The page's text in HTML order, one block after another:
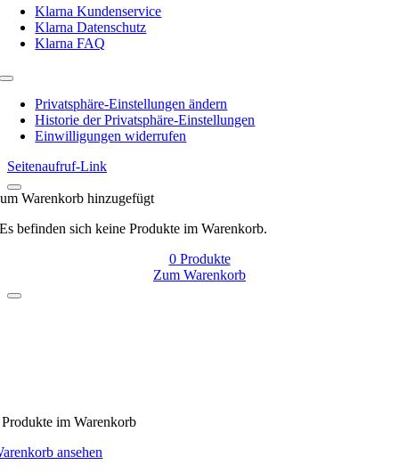
Klarna Kundenservice
Klarna Datenschutz
Klarna FAQ
Toggle
NavigationPrivatsphäre-Einstellungen ändern
Historie der Privatsphäre-Einstellungen
Einwilligungen widerrufen
Seitenaufruf-Link
Warenkorb hinzugefügt
Es befinden sich keine Produkte im Warenkorb.
0Produkte
Zum Warenkorb
im Warenkorb
ansehen